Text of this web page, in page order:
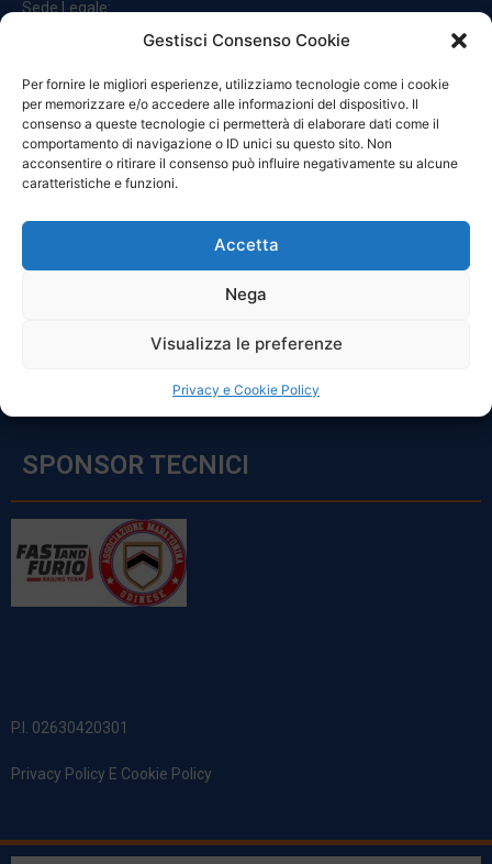
Gestisci Consenso Cookie
Per fornire le migliori esperienze, utilizziamo tecnologie come i cookie
per memorizzare e/o accedere alle informazioni del dispositivo. Il
consenso a queste tecnologie ci permetterà di elaborare dati come il
comportamento di navigazione o ID unici su questo sito. Non
acconsentire o ritirare il consenso può influire negativamente su alcune
caratteristiche e funzioni.
Accetta
Nega
Visualizza le preferenze
Privacy e Cookie Policy
Sede Legale:
Via Principe Di Udine 144
clienti@officinefvg.it
info@officinefvg.it
posta@officinefvgpec.It
ORARI
Sabato: 8:00 – 12:00
SPONSOR TECNICI
P.I. 02630420301
Privacy Policy E Cookie Policy